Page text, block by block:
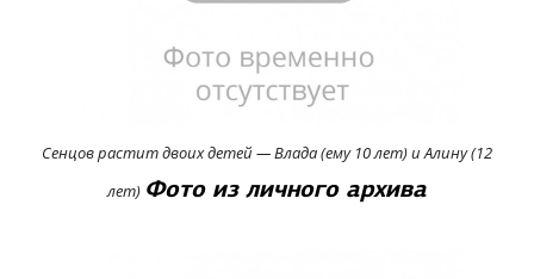
Сенцов растит двоих детей — Влада (ему 10 лет) и Алину (12
лет) Фото из личного архива